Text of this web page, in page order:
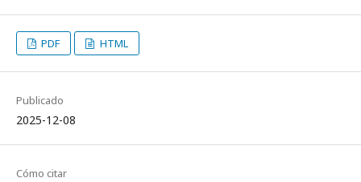
PDF HTML
Publicado
2025-12-08
Cómo citar